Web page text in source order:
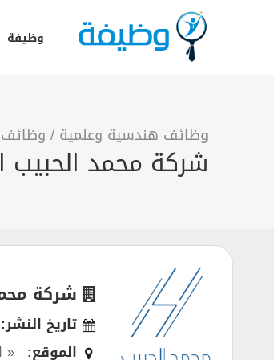
وظيفة
وظائف هندسية وعلمية / وظائف
شركة محمد الحبيب العقارية تعلن 3
شركة
تاريخ النشر:
الموقع: «